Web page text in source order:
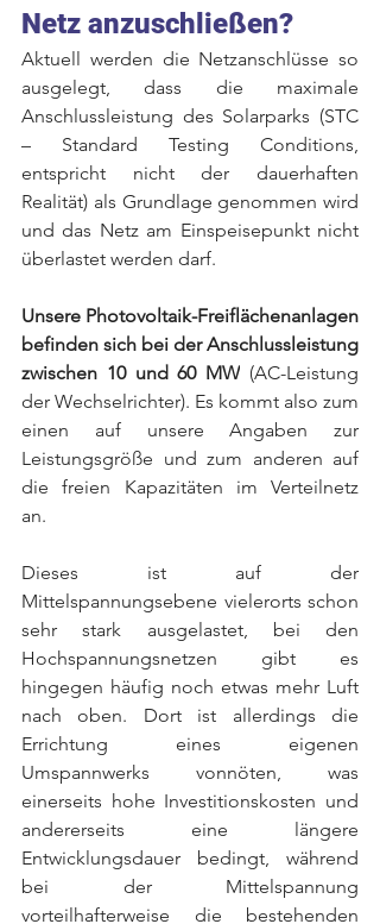
Netz anzuschließen?
Aktuell werden die Netzanschlüsse so
ausgelegt, dass die maximale
Anschlussleistung des Solarparks (STC
– Standard Testing Conditions,
entspricht nicht der dauerhaften
Realität) als Grundlage genommen wird
und das Netz am Einspeisepunkt nicht
überlastet werden darf.
Unsere Photovoltaik-Freiflächenanlagen
befinden sich bei der Anschlussleistung
zwischen 10 und 60 MW (AC-Leistung
der Wechselrichter). Es kommt also zum
einen auf unsere Angaben zur
Leistungsgröße und zum anderen auf
die freien Kapazitäten im Verteilnetz
an.
Dieses ist auf der
Mittelspannungsebene vielerorts schon
sehr stark ausgelastet, bei den
Hochspannungsnetzen gibt es
hingegen häufig noch etwas mehr Luft
nach oben. Dort ist allerdings die
Errichtung eines eigenen
Umspannwerks vonnöten, was
einerseits hohe Investitionskosten und
andererseits eine längere
Entwicklungsdauer bedingt, während
bei der Mittelspannung
vorteilhafterweise die bestehenden